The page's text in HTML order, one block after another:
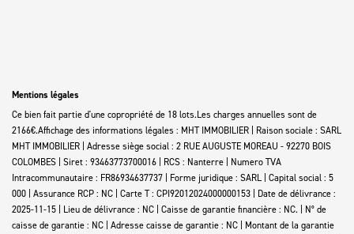
Mentions légales
Ce bien fait partie d'une copropriété de 18 lots.Les charges annuelles sont de
2166€.Affichage des informations légales : MHT IMMOBILIER | Raison sociale : SARL
MHT IMMOBILIER | Adresse siège social : 2 RUE AUGUSTE MOREAU - 92270 BOIS
COLOMBES | Siret : 93463773700016 | RCS : Nanterre | Numero TVA
Intracommunautaire : FR86934637737 | Forme juridique : SARL | Capital social : 5
000 | Assurance RCP : NC | Carte T : CPI92012024000000153 | Date de délivrance :
2025-11-15 | Lieu de délivrance : NC | Caisse de garantie financière : NC. | N° de
caisse de garantie : NC | Adresse caisse de garantie : NC | Montant de la garantie